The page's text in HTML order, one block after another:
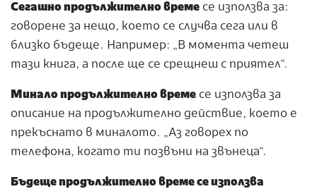
Сегашно продължително време се използва за:
говорене за нещо, което се случва сега или в
близко бъдеще. Например: „В момента четеш
тази книга, а после ще се срещнеш с приятел“.
Минало продължително време се използва за
описание на продължително действие, което е
прекъснато в миналото. „Аз говорех по
телефона, когато ти позвъни на звънеца“.
Бъдеще продължително време се използва